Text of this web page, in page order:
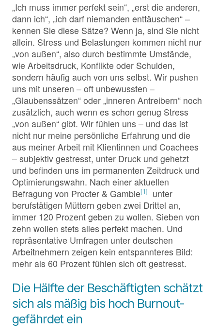
„Ich muss immer perfekt sein“, „erst die anderen,
dann ich“, „ich darf niemanden enttäuschen“ –
kennen Sie diese Sätze? Wenn ja, sind Sie nicht
allein. Stress und Belastungen kommen nicht nur
„von außen“, also durch bestimmte Umstände,
wie Arbeitsdruck, Konflikte oder Schulden,
sondern häufig auch von uns selbst. Wir pushen
uns mit unseren – oft unbewussten –
„Glaubenssätzen“ oder „inneren Antreibern“ noch
zusätzlich, auch wenn es schon genug Stress
„von außen“ gibt. Wir fühlen uns – und das ist
nicht nur meine persönliche Erfahrung und die
aus meiner Arbeit mit Klientinnen und Coachees
– subjektiv gestresst, unter Druck und gehetzt
und befinden uns im permanenten Zeitdruck und
Optimierungswahn. Nach einer aktuellen
Befragung von Procter & Gamble[1]
unter
berufstätigen Müttern geben zwei Drittel an,
immer 120 Prozent geben zu wollen. Sieben von
zehn wollen stets alles perfekt machen. Und
repräsentative Umfragen unter deutschen
Arbeitnehmern zeigen kein entspannteres Bild:
mehr als 60 Prozent fühlen sich oft gestresst.
Die Hälfte der Beschäftigten schätzt
sich als mäßig bis hoch Burnout-
gefährdet ein